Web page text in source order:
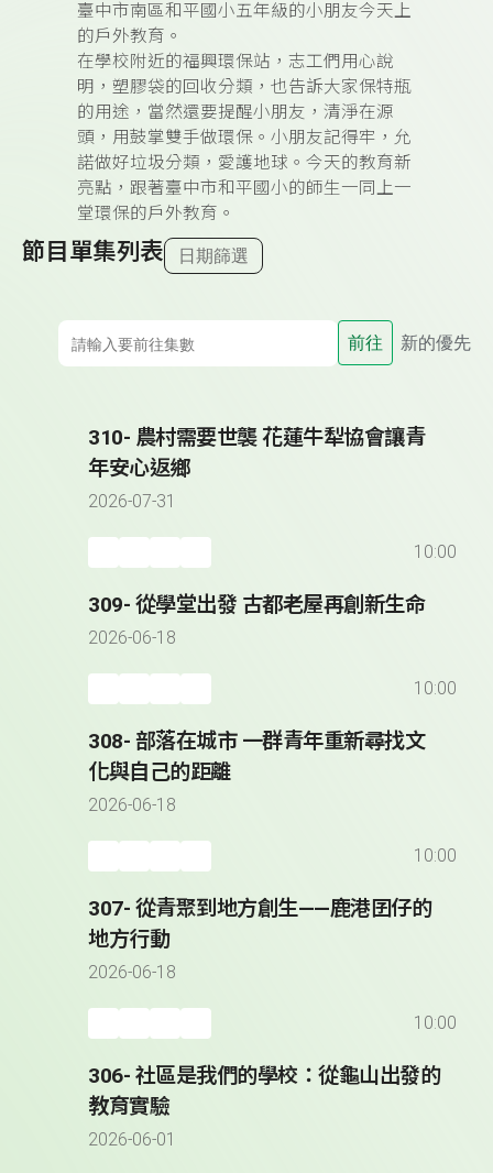
臺中市南區和平國小五年級的小朋友今天上
的戶外教育。
在學校附近的福興環保站，志工們用心說
明，塑膠袋的回收分類，也告訴大家保特瓶
的用途，當然還要提醒小朋友，清淨在源
頭，用鼓掌雙手做環保。小朋友記得牢，允
諾做好垃圾分類，愛護地球。今天的教育新
亮點，跟著臺中市和平國小的師生一同上一
堂環保的戶外教育。
節目單集列表 日期篩選
前往 新的優先
310- 農村需要世襲 花蓮牛犁協會讓青
年安心返鄉
2026-07-31
10:00
309- 從學堂出發 古都老屋再創新生命
2026-06-18
10:00
308- 部落在城市 一群青年重新尋找文
化與自己的距離
2026-06-18
10:00
307- 從青聚到地方創生——鹿港囝仔的
地方行動
2026-06-18
10:00
306- 社區是我們的學校：從龜山出發的
教育實驗
2026-06-01